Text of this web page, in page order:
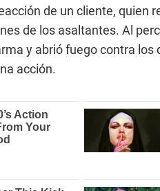
de un cliente, quien
de los asaltantes. Al
y abrió fuego contra los
acción.